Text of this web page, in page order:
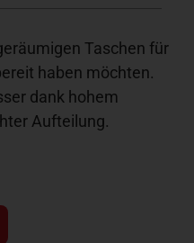
Taschen für
haben möchten.
dank hohem
Aufteilung.